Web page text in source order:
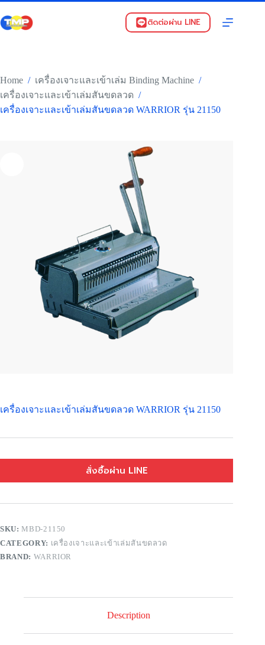
Skip
to
content
ติดต่อผ่าน LINE
Home / เครื่องเจาะและเข้าเล่ม Binding Machine /
เครื่องเจาะและเข้าเล่มสันขดลวด /
เครื่องเจาะและเข้าเล่มสันขดลวด WARRIOR รุ่น 21150
เครื่องเจาะและเข้าเล่มสันขดลวด WARRIOR รุ่น 21150
สั่งซื้อผ่าน LINE
SKU:MBD-21150
CATEGORY: เครื่องเจาะและเข้าเล่มสันขดลวด
BRAND: WARRIOR
Description